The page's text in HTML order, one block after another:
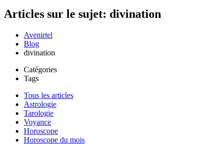
Articles sur le sujet: divination
Avenirtel
Blog
divination
Catégories
Tags
Tous les articles
Astrologie
Tarologie
Voyance
Horoscope
Horoscope du mois